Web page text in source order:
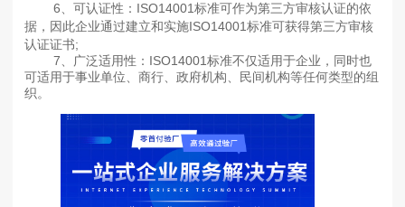
6、可认证性：ISO14001标准可作为第三方审核认证的依
据，因此企业通过建立和实施ISO14001标准可获得第三方审核
认证证书;
7、广泛适用性：ISO14001标准不仅适用于企业，同时也
可适用于事业单位、商行、政府机构、民间机构等任何类型的组
织。